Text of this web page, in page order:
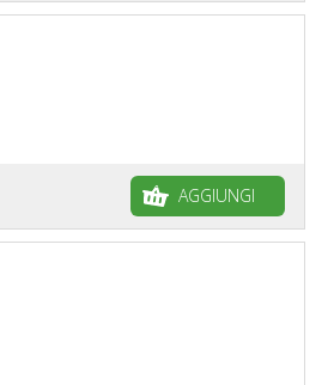
AGGIUNGI